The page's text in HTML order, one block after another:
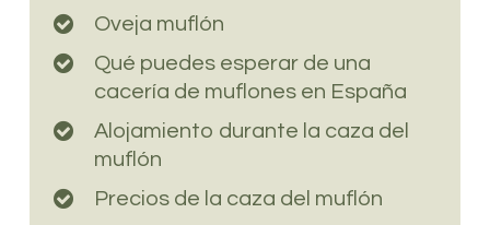
Oveja muflón
Qué puedes esperar de una
cacería de muflones en España
Alojamiento durante la caza del
muflón
Precios de la caza del muflón